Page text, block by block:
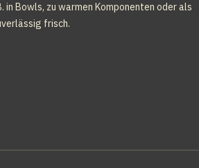
Bowls, zu warmen Komponenten oder als
frisch.